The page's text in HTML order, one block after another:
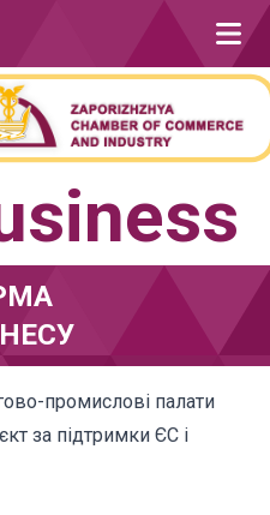
промислові палати
за підтримки ЄС і